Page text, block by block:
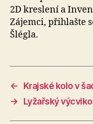
2D kreslení a
Zájemci, přihlašte
Šlégla.
←
Krajské kolo v
→
Lyžařský